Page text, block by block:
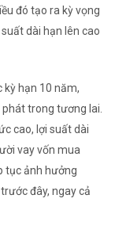
đó tạo ra kỳ vọng
dài hạn lên cao
kỳ hạn 10 năm,
trong tương lai.
cao, lợi suất dài
vay vốn mua
tục ảnh hưởng
đây, ngay cả